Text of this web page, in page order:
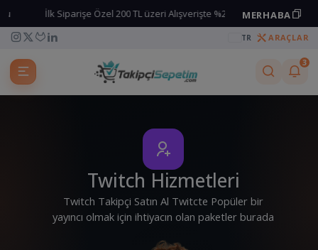
İlk Siparişe Özel 200 TL üzeri Alışverişte %25 İndirim kodu
MERHABA
Kuponu kopyala
TR ARAÇLAR
3
Twitch Hizmetleri
Twitch Takipçi Satın Al Twitcte Popüler bir
yayıncı olmak için ihtiyacın olan paketler burada